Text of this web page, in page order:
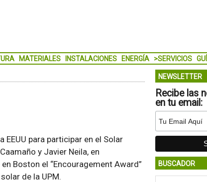
MATERIALES INSTALACIONES ENERGÍA >SERVICIOS
para participar en el Solar
y Javier Neila, en
Boston el “Encouragement Award”
de la UPM.
NEWSLETTER
Recibe las
en tu email:
BUSCADOR